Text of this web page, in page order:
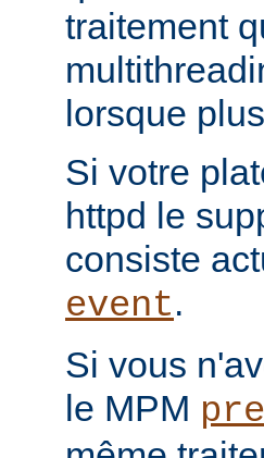
traitement
lorsque
Si votre
httpd le
consiste
event.
Si vous
le MPM